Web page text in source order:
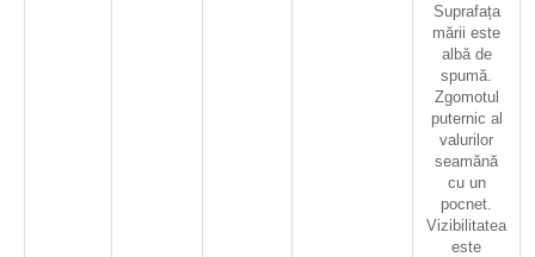
Suprafața
mării este
albă de
spumă.
Zgomotul
puternic al
valurilor
seamănă
cu un
pocnet.
Vizibilitatea
este